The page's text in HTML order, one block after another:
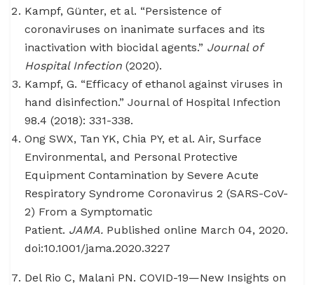
Kampf, Günter, et al. “Persistence of
coronaviruses on inanimate surfaces and its
inactivation with biocidal agents.” Journal of
Hospital Infection (2020).
Kampf, G. “Efficacy of ethanol against viruses in
hand disinfection.” Journal of Hospital Infection
98.4 (2018): 331-338.
Ong SWX, Tan YK, Chia PY, et al. Air, Surface
Environmental, and Personal Protective
Equipment Contamination by Severe Acute
Respiratory Syndrome Coronavirus 2 (SARS-CoV-
2) From a Symptomatic
Patient. JAMA. Published online March 04, 2020.
doi:10.1001/jama.2020.3227
Del Rio C, Malani PN. COVID-19—New Insights on